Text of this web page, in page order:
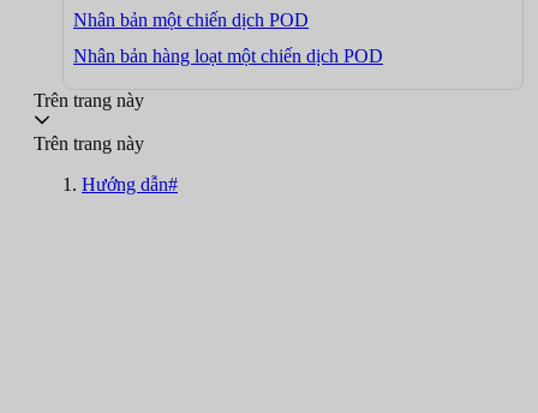
Nhân bản một chiến dịch POD
Nhân bản hàng loạt một chiến dịch POD
Trên trang này
Trên trang này
Hướng dẫn#